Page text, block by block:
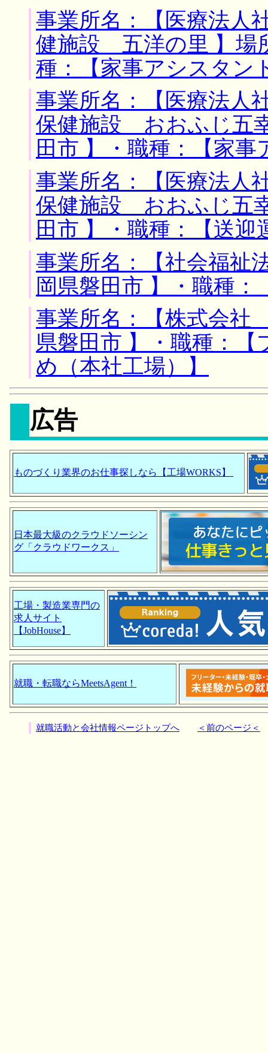
事業所名：【医療法人
健施設 五洋の里 】場
種：【家事アシスタン
事業所名：【医療法
保健施設 おおふじ五
田市 】・職種：【家
事業所名：【医療法
保健施設 おおふじ五
田市 】・職種：【送迎
事業所名：【社会福
岡県磐田市 】・職種
事業所名：【株式会
県磐田市 】・職種：
め（本社工場）】
広告
ものづくり業界のお仕事探しなら【工場WORKS】
日本最大級のクラウドソーシン
グ「クラウドワークス」
工場・製造業専門の
求人サイト
【JobHouse】
就職・転職ならMeetsAgent！
就職活動と会社情報ページトップへ ＜前のページ＜